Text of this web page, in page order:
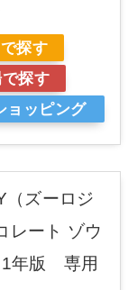
探す
探す
ョッピング
（ズーロジ
レート ゾウ
年版 専用